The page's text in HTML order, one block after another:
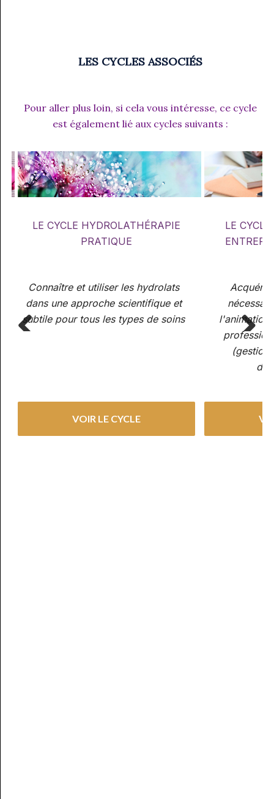
LES CYCLES ASSOCIÉS
Pour aller plus loin, si cela vous intéresse, ce cycle
est également lié aux cycles suivants :
LE CYCLE HYDROLATHÉRAPIE
PRATIQUE
Connaître et utiliser les hydrolats
dans une approche scientifique et
subtile pour tous les types de soins
VOIR LE CYCLE
LE
Acquérir
l'animation
Next